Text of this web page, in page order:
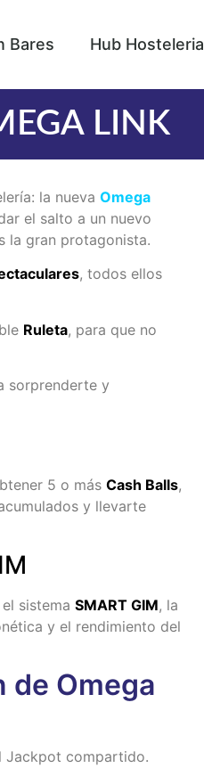
Bares Hub Hosteleria
LINK
la nueva Omega
el salto a un nuevo
la gran protagonista.
, todos ellos
Ruleta, para que no
sorprenderte y
5 o más Cash Balls,
y llevarte
sistema SMART GIM, la
y el rendimiento del
de Omega
Jackpot compartido.